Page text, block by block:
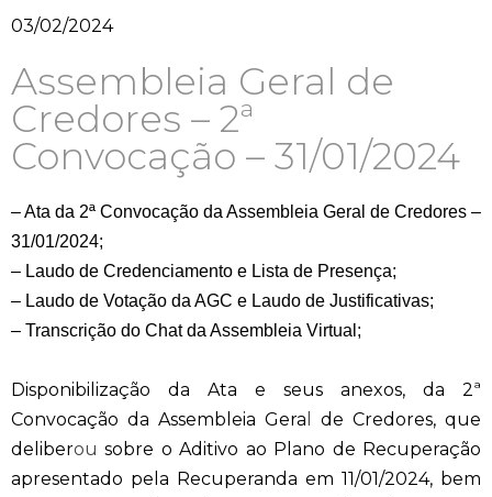
03/02/2024
Assembleia Geral de
Credores – 2ª
Convocação – 31/01/2024
– Ata da 2ª Convocação da Assembleia Geral de Credores –
31/01/2024;
– Laudo de Credenciamento e Lista de Presença;
– Laudo de Votação da AGC e Laudo de Justificativas;
– Transcrição do Chat da Assembleia Virtual;
Disponibilização da Ata e seus anexos, da 2ª
Convocação da Assembleia Gera
de Credores, que
deliberou sobre o Aditivo ao Plano de Recuperação
apresentado pela Recuperanda em 11/01/2024, bem